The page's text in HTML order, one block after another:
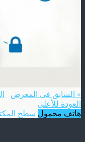
« السابق في المعرض
العودة للأعلى
هاتف محمول سطح